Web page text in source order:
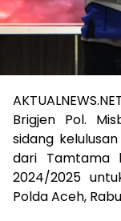
Brigjen Pol.
sidang
dari Tamtama
2024/2025
Polda Aceh,